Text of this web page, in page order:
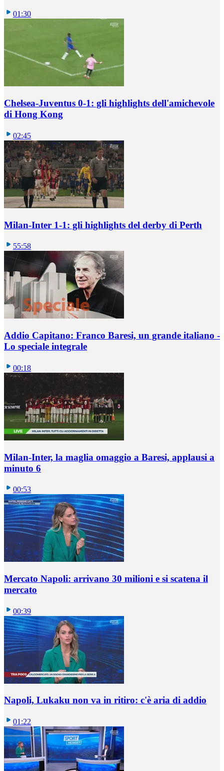
01:30
Chelsea-Juventus 0-1: gli highlights dell'amichevole
di Hong Kong
02:45
Milan-Inter 1-1: gli highlights del derby di Perth
55:58
Addio Capitano: Franco Baresi, un grande italiano -
Lo speciale integrale
00:18
Milan-Inter, la maglia omaggio a Baresi, applausi a
minuto 6
00:53
Mercato Napoli: arrivano 30 milioni e si scatena il
mercato
00:39
Napoli, Lukaku non va in ritiro: c'è aria di addio
01:22